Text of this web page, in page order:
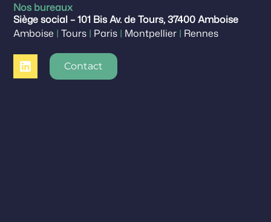
Nos bureaux
Siège social – 101 Bis Av. de Tours, 37400 Amboise
Amboise | Tours | Paris | Montpellier | Rennes
Contact